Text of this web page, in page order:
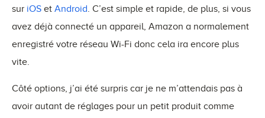
sur iOS et Android. C’est simple et rapide, de plus, si vous
avez déjà connecté un appareil, Amazon a normalement
enregistré votre réseau Wi-Fi donc cela ira encore plus
vite.
Côté options, j’ai été surpris car je ne m’attendais pas à
avoir autant de réglages pour un petit produit comme